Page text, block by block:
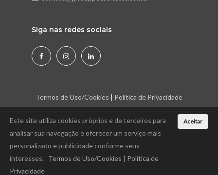
Siga nas redes sociais
Termos de Uso/Cookies | Política de Privacidade
Giuseppe Caonetto © 2026 - Todos os direitos
reservados. Desenvolvido por
Este site utiliza cookies próprios e de terceiros para
analisar sua navegação e oferecer um serviço mais
personalizado e publicidade conforme seus
interesses. Termos de Uso/Cookies | Política de
Privacidade
Aceitar